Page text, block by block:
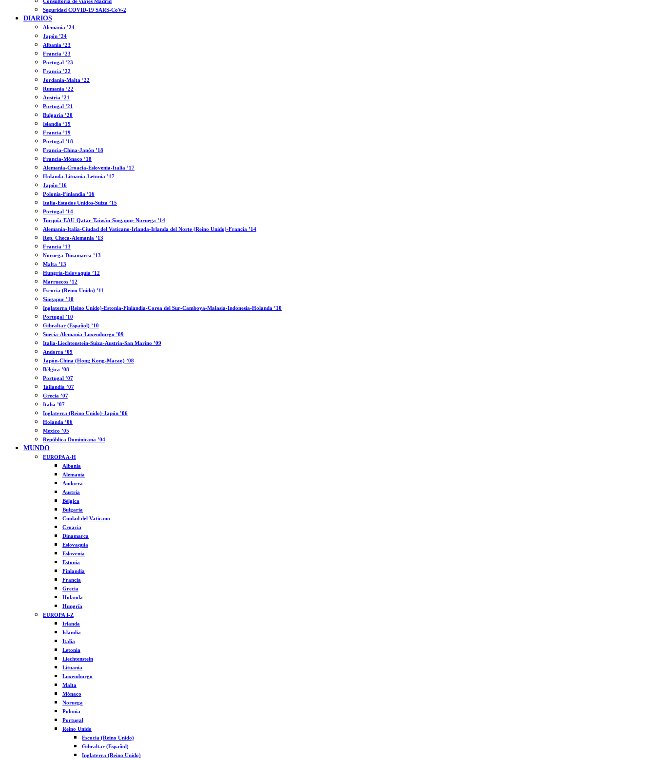
Seguridad COVID-19 SARS-CoV-2
DIARIOS
Alemania ’24
Japón ’24
Albania ’23
Francia ’23
Portugal ’23
Francia ’22
Jordania-Malta ’22
Rumanía ’22
Austria ’21
Portugal ’21
Bulgaria ’20
Islandia ’19
Francia ’19
Portugal ’18
Francia-China-Japón ’18
Francia-Mónaco ’18
Alemania-Croacia-Eslovenia-Italia ’17
Holanda-Lituania-Letonia ’17
Japón ’16
Polonia-Finlandia ’16
Italia-Estados Unidos-Suiza ’15
Portugal ’14
Turquía-EAU-Qatar-Taiwán-Singapur-Noruega ’14
Alemania-Italia-Ciudad del Vaticano-Irlanda-Irlanda del Norte (Reino Unido)-Francia ’14
Rep. Checa-Alemania ’13
Francia ’13
Noruega-Dinamarca ’13
Malta ’13
Hungría-Eslovaquia ’12
Marruecos ’12
Escocia (Reino Unido) ’11
Singapur ’10
Inglaterra (Reino Unido)-Estonia-Finlandia-Corea del Sur-Camboya-Malasia-Indonesia-Holanda ’10
Portugal ’10
Gibraltar (Español) ’10
Suecia-Alemania-Luxemburgo ’09
Italia-Liechtenstein-Suiza-Austria-San Marino ’09
Andorra ’09
Japón-China (Hong Kong-Macao) ’08
Bélgica ’08
Portugal ’07
Tailandia ’07
Grecia ’07
Italia ’07
Inglaterra (Reino Unido)-Japón ’06
Holanda ’06
México ’05
República Dominicana ’04
MUNDO
EUROPA A-H
Albania
Alemania
Andorra
Austria
Bélgica
Bulgaria
Ciudad del Vaticano
Croacia
Dinamarca
Eslovaquia
Eslovenia
Estonia
Finlandia
Francia
Grecia
Holanda
Hungría
EUROPA I-Z
Irlanda
Islandia
Italia
Letonia
Liechtenstein
Lituania
Luxemburgo
Malta
Mónaco
Noruega
Polonia
Portugal
Reino Unido
Escocia (Reino Unido)
Gibraltar (Español)
Inglaterra (Reino Unido)